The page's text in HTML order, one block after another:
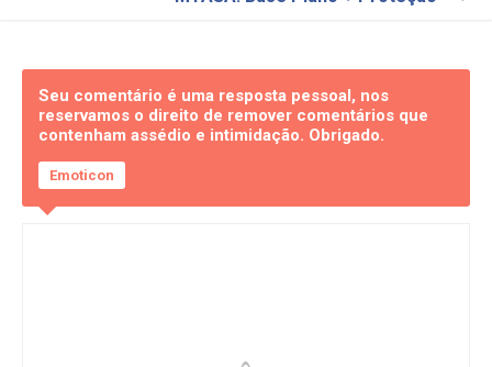
Seu comentário é uma resposta pessoal, nos
reservamos o direito de remover comentários que
contenham assédio e intimidação. Obrigado.
Emoticon